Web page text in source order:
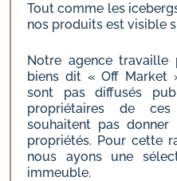
Tout comme les
nos produits est visible
Notre agence travaille
biens dit « Off Market
sont pas diffusés
propriétaires de
souhaitent pas
propriétés. Pour cette
nous ayons une
immeuble.